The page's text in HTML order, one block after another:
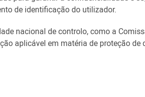
de identificação do utilizador.
nacional de controlo, como a
aplicável em matéria de proteção